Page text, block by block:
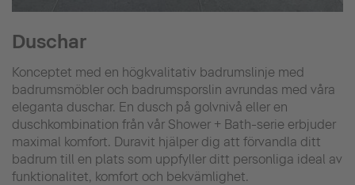
Duschar
Konceptet med en högkvalitativ badrumslinje med
badrumsmöbler och badrumsporslin avrundas med våra
eleganta duschar. En dusch på golvnivå eller en
duschkombination från vår Shower + Bath-serie erbjuder
maximal komfort. Duravit hjälper dig att förvandla ditt
badrum till en plats som uppfyller ditt personliga ideal av
funktionalitet, komfort och bekvämlighet.